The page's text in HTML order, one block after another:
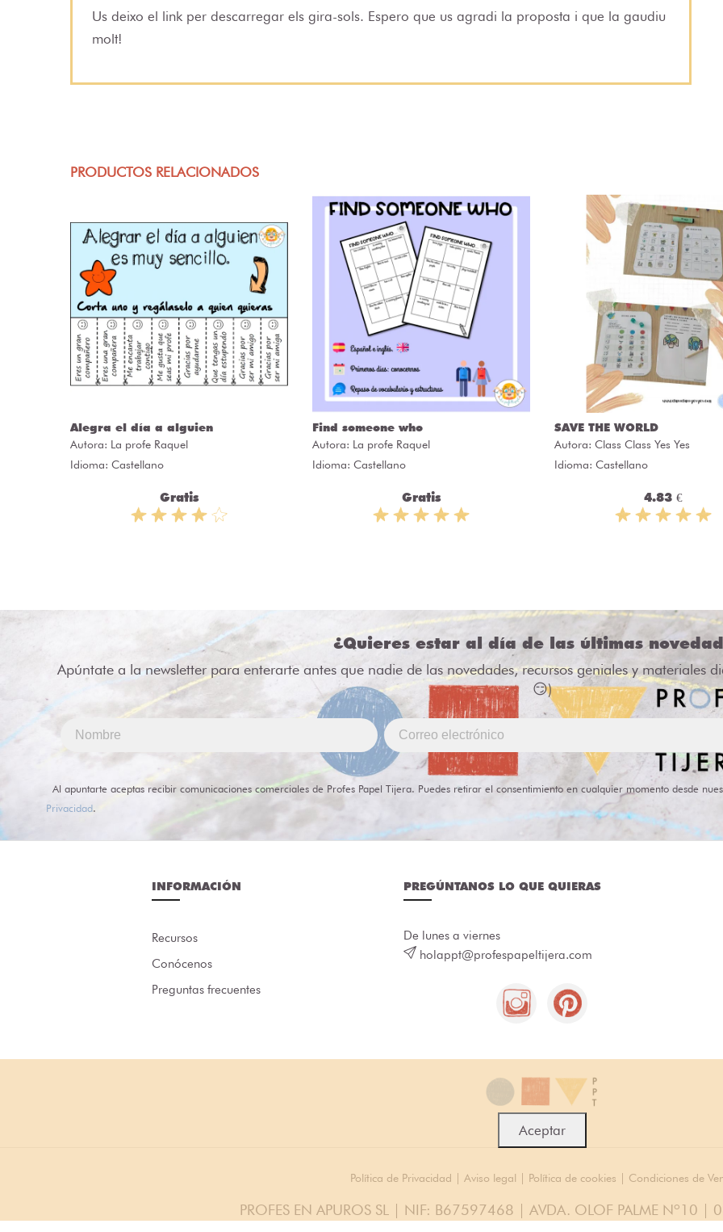
Us deixo el link per descarregar els gira-sols. Espero que us agradi la proposta i que la gaudiu
molt!
PRODUCTOS RELACIONADOS
Alegra el día a alguien
Autora: La profe Raquel
Idioma: Castellano
Gratis
Find someone who
Autora: La profe Raquel
Idioma: Castellano
Gratis
SAVE THE WORLD
Autora: Class Class Yes Yes
Idioma: Castellano
4.83 €
¿Quieres estar al día de las últimas
Apúntate a la newsletter para enterarte antes que nadie de las novedades, recursos geniales y materiales
😏)
Al apuntarte aceptas recibir comunicaciones comerciales de Profes Papel Tijera. Puedes retirar el consentimiento en cualquier momento desde
Privacidad.
INFORMACIÓN
Recursos
Conócenos
Preguntas frecuentes
PREGÚNTANOS LO QUE QUIERAS
De lunes a viernes
holappt@profespapeltijera.com
Política de Privacidad | Aviso legal | Política de cookies | Condiciones de
PROFES EN APUROS SL | NIF: B67597468 | AVDA. OLOF PALME Nº10 |
Aceptar